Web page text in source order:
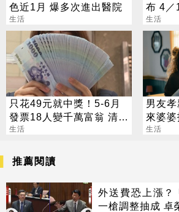
色近1月 爆多次進出醫院
生活
布 4／
卡」入
生活
只花49元就中獎！5-6月
發票18人變千萬富翁 清冊
下午公布
生活
男友
來婆婆
手」網
生活
推薦閱讀
外送費恐上漲？
一槍調整抽成 卓